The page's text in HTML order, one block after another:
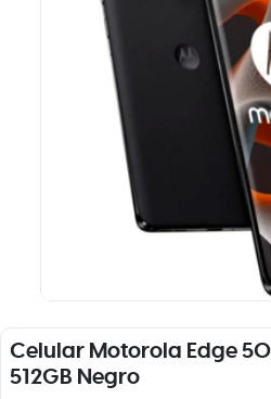
Celular Motorola Edge
512GB Negro